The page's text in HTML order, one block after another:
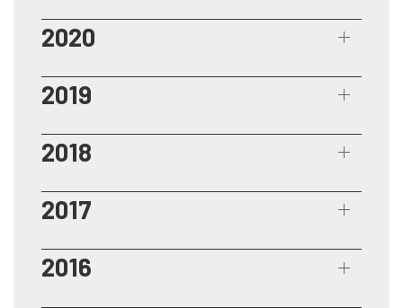
2020
2019
2018
2017
2016